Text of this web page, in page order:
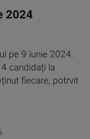
2024
pe 9 iunie 2024.
candidați la
fiecare, potrvit